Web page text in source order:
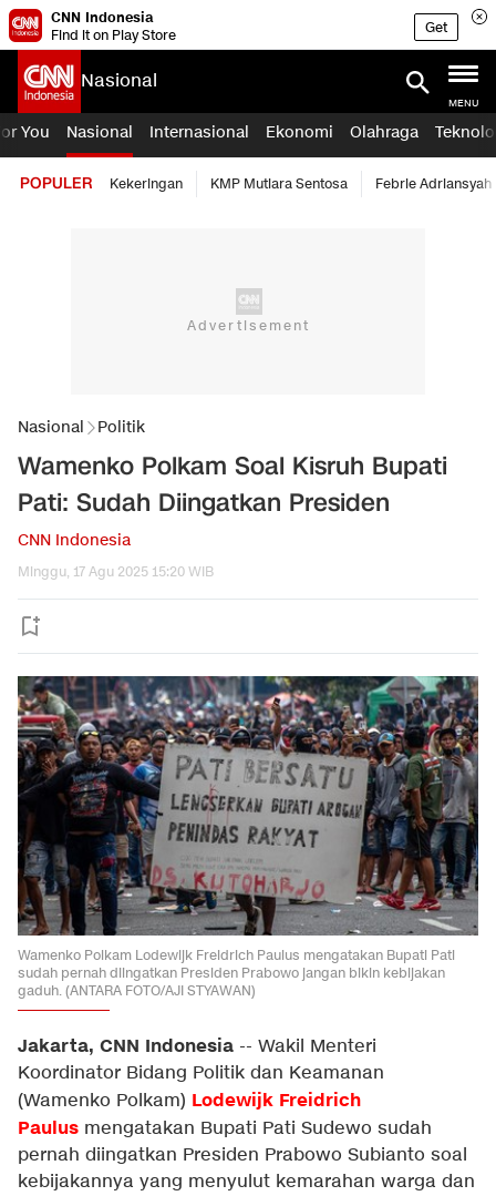
CNN Indonesia
Find it on Play Store
Get
Nasional
MENU
You Nasional Internasional Ekonomi Olahraga
POPULER Kekeringan KMP Mutiara Sentosa Febrie Adriansyah
Nasional Politik
Wamenko Polkam Soal Kisruh Bupati
Pati: Sudah Diingatkan Presiden
CNN Indonesia
Minggu, 17 Agu 2025 15:20 WIB
Wamenko Polkam Lodewijk Freidrich Paulus mengatakan Bupati Pati
sudah pernah diingatkan Presiden Prabowo jangan bikin kebijakan
gaduh. (ANTARA FOTO/AJI STYAWAN)
Jakarta, CNN Indonesia -- Wakil Menteri
Koordinator Bidang Politik dan Keamanan
(Wamenko Polkam) Lodewijk Freidrich
Paulus mengatakan Bupati Pati Sudewo sudah
pernah diingatkan Presiden Prabowo Subianto soal
kebijakannya yang menyulut kemarahan warga dan